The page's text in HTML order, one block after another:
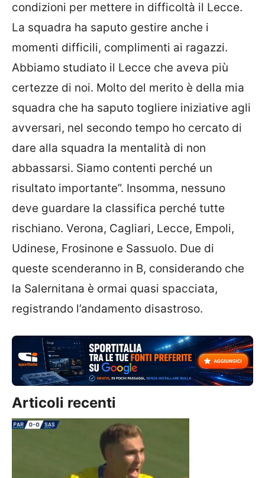
condizioni per mettere in difficoltà il Lecce.
La squadra ha saputo gestire anche i
momenti difficili, complimenti ai ragazzi.
Abbiamo studiato il Lecce che aveva più
certezze di noi. Molto del merito è della mia
squadra che ha saputo togliere iniziative agli
avversari, nel secondo tempo ho cercato di
dare alla squadra la mentalità di non
abbassarsi. Siamo contenti perché un
risultato importante”. Insomma, nessuno
deve guardare la classifica perché tutte
rischiano. Verona, Cagliari, Lecce, Empoli,
Udinese, Frosinone e Sassuolo. Due di
queste scenderanno in B, considerando che
la Salernitana è ormai quasi spacciata,
registrando l’andamento disastroso.
Articoli recenti